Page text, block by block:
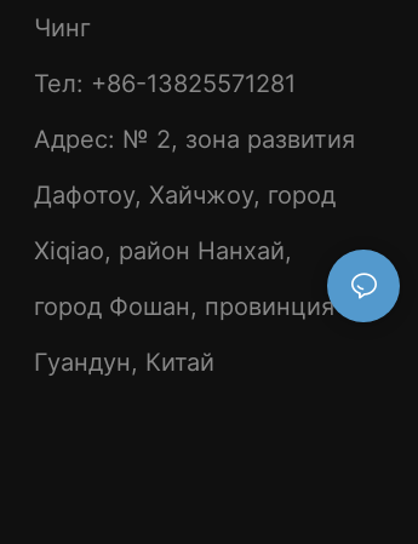
Чинг
Тел: +86-13825571281
Адрес: № 2, зона развития
Дафотоу, Хайчжоу, город
Xiqiao, район Нанхай,
город Фошан, провинция
Гуандун, Китай